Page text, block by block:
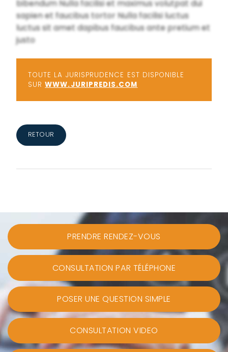
bibendum Nulla facilisi et maximus volutpat dui
sapien et faucibus tortor Nulla facilisi luctus
luctus sit amet dapibus faucibus ante pretium et
justo
TOUTE LA JURISPRUDENCE EST DISPONIBLE
SURWWW.JURIPREDIS.COM
RETOUR
PRENDRE RENDEZ-VOUS
CONSULTATION PAR TÉLÉPHONE
POSER UNE QUESTION SIMPLE
CONSULTATION VIDEO